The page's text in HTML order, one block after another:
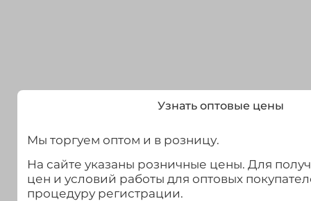
Узнать оптовые цены
Мы торгуем оптом и в розницу.
На сайте указаны розничные цены. Для
цен и условий работы для оптовых
процедуру регистрации.